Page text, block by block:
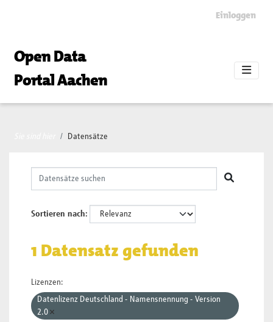
Einloggen
Open Data
Portal Aachen
Datensätze
Sortieren nach
1 Datensatz gefunden
Lizenzen:
Datenlizenz Deutschland - Namensnennung - Version
2.0